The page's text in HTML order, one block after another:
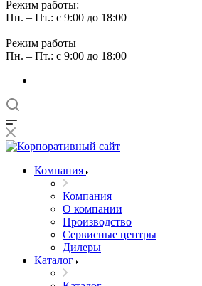
Режим работы:
Пн. – Пт.: с 9:00 до 18:00
Режим работы
Пн. – Пт.: с 9:00 до 18:00
Компания
Компания
О компании
Производство
Сервисные центры
Дилеры
Каталог